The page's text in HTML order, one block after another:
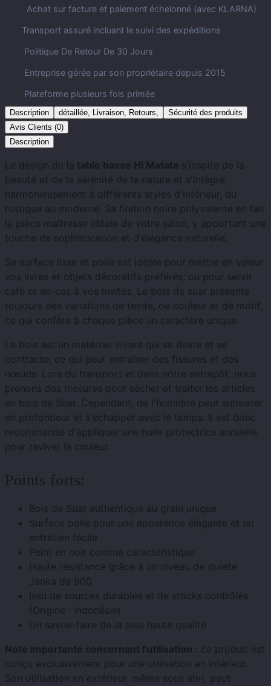
Achat sur facture et paiement échelonné (avec KLARNA)
Transport assuré incluant le suivi des expéditions
Politique De Retour De 30 Jours
Entreprise gérée par son propriétaire depuis 2015
Plateforme plusieurs fois primée
Description détaillée, Livraison, Retours,
Sécurité des produits
Avis Clients (0)
Description
Le design de la table basse Hi Matata s'inspire de la
beauté et de la sérénité de la nature et s'intègre
harmonieusement à différents styles d'intérieur, du
rustique au moderne. Sa finition noire polyvalente en fait
la pièce maîtresse idéale de votre salon, y apportant une
touche de sophistication et d'élégance naturelle.
Sa surface lisse et polie est idéale pour mettre en valeur
vos livres et objets décoratifs préférés, ou pour servir
café et en-cas à vos invités. Le bois de suar présente
toujours des variations de teinte, de couleur et de motif,
ce qui confère à chaque pièce un caractère unique.
Le bois est un matériau vivant qui se dilate et se
contracte, ce qui peut entraîner des fissures et des
nœuds. Lors du transport et dans notre entrepôt, nous
prenons des mesures pour sécher et traiter les articles
en bois de Suar. Cependant, de l'humidité peut subsister
en profondeur et s'échapper avec le temps. Il est donc
recommandé d'appliquer une huile protectrice annuelle
pour raviver la couleur.
Points forts:
Bois de Suar authentique au grain unique
Surface polie pour une apparence élégante et un
entretien facile
Peint en noir comme caractéristique
Haute résistance grâce à un niveau de dureté
Janka de 900
Issu de sources durables et de stocks contrôlés
(Origine : Indonésie)
Un savoir-faire de la plus haute qualité
Note importante concernant l'utilisation : ce produit est
conçu exclusivement pour une utilisation en intérieur.
Son utilisation en extérieur, même sous abri, peut